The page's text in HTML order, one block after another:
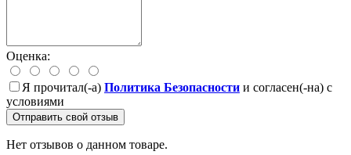
Оценка:
Я прочитал(-а) Политика Безопасности и согласен(-на) с
условиями
Отправить свой отзыв
Нет отзывов о данном товаре.